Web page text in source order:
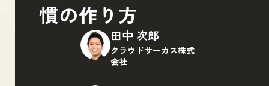
慣の作り方
田中 次郎
クラウドサーカス株式
会社